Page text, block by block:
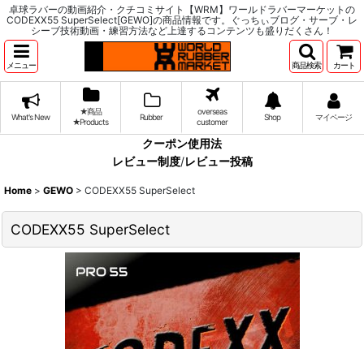
卓球ラバーの動画紹介・クチコミサイト【WRM】ワールドラバーマーケットの
CODEXX55 SuperSelect[GEWO]の商品情報です。ぐっちぃブログ・サーブ・レ
シーブ技術動画・練習方法など上達するコンテンツも盛りだくさん！
メニュー 商品検索 カート
What's New
★商品
★Products
Rubber
overseas
customer
Shop マイページ
クーポン使用法
レビュー制度/レビュー投稿
Home > GEWO > CODEXX55 SuperSelect
CODEXX55 SuperSelect